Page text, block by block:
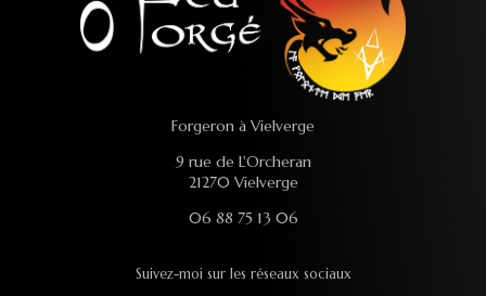
Forgeron à Vielverge
9 rue de L'Orcheran
21270 Vielverge
06 88 75 13 06
Suivez-moi sur les réseaux sociaux